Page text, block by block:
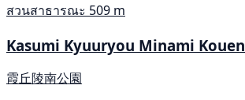
สวนสาธารณะ 509 m
Kasumi Kyuuryou Minami Kouen
霞丘陵南公園